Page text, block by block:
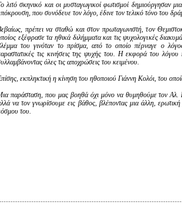
λιτό σκηνικό και οι μυσταγωγικοί φωτισμοί δημιούργησαν
που συνόδευε τον λόγο, έδινε τον τελικό τόνο του
πρέπει να σταθώ και στον πρωταγωνιστή, τον
εξέφρασε τα ηθικά διλήμματα και τις ψυχολογικές
του γινόταν το πρίσμα, από το οποίο πέρναγε ο
τις κινήσεις της ψυχής του. Η εκφορά του
όλες τις αποχρώσεις του κειμένου.
εκπληκτική η κίνηση του ηθοποιού Γιάννη Κολόι, του
παράσταση, που μας βοηθά όχι μόνο να θυμηθούμε τον Αλ.
να τον γνωρίσουμε εις βάθος, βλέποντας μια άλλη,
του.